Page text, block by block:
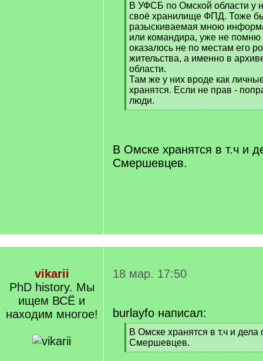
]
В УФСБ по Омской области у
своё хранилище ФПД. Тоже
разыскиваемая мною
или командира, уже не помню
оказалось не по местам его
жительства, а именно в
области.
Там же у них вроде как
хранятся. Если не прав -
люди.
[
В Омске хранятся в т.ч и
Смершевцев.
vikarii
PhD history. Мы
ищем ВСЁ и
находим многое!
18 мар. 17:50
burlayfo написал:
[
q
]
В Омске хранятся в т.ч и
Смершевцев.
[